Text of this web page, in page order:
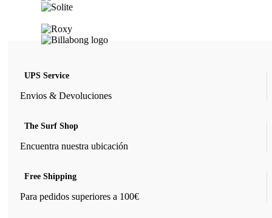
UPS Service
Envios & Devoluciones
The Surf Shop
Encuentra nuestra ubicación
Free Shipping
Para pedidos superiores a 100€